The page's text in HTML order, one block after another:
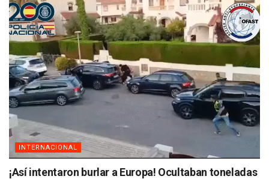
INTERNACIONAL
¡Así intentaron burlar a Europa! Ocultaban toneladas